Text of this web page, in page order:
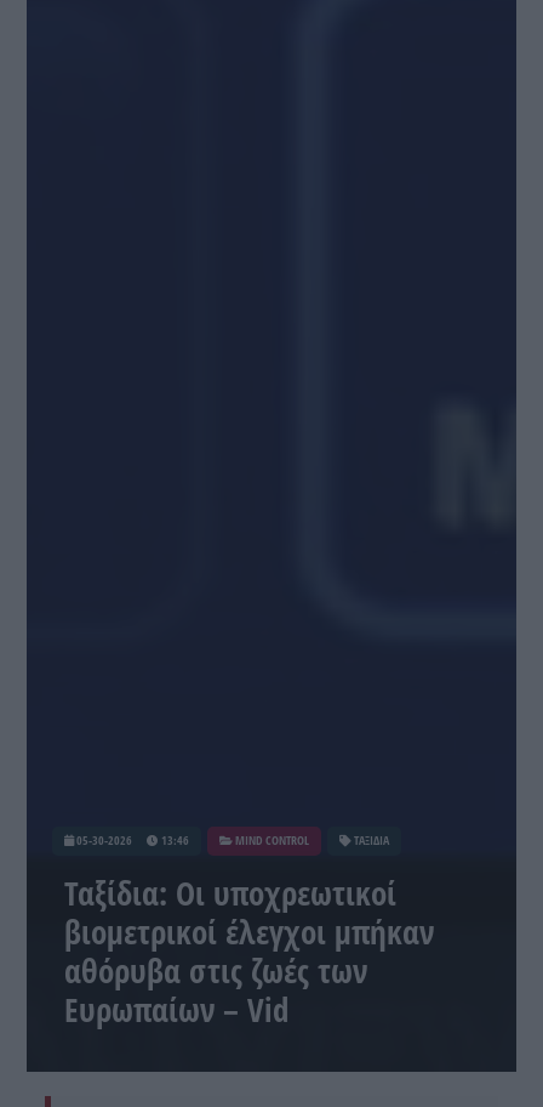
05-30-2026 13:46 MIND CONTROL ΤΑΞΙΔΙΑ
Ταξίδια: Οι υποχρεωτικοί
βιομετρικοί έλεγχοι μπήκαν
αθόρυβα στις ζωές των
Ευρωπαίων – Vid